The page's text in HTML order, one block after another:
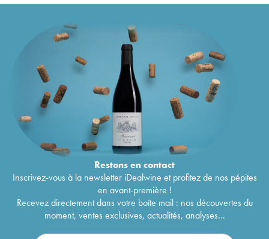
Restons encontact
Inscrivez-vous à la newsletter iDealwine et profitez de nos pépites
en avant-première !
Recevez directement dans votre boîte mail : nos découvertes du
moment, ventes exclusives, actualités, analyses...